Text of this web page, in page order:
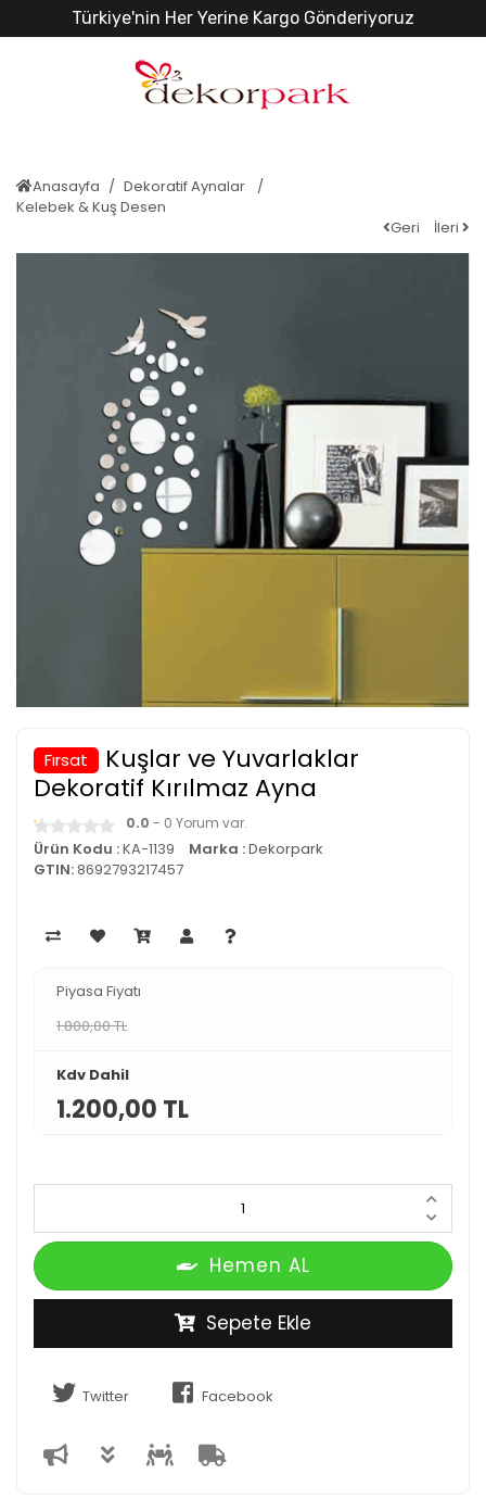
Türkiye'nin Her Yerine Kargo Gönderiyoruz
Anasayfa
Dekoratif Aynalar
Kelebek & Kuş Desen
Geri
İleri
Fırsat
Kuşlar ve Yuvarlaklar
Dekoratif Kırılmaz Ayna
0.0 - 0 Yorum var.
Ürün Kodu :KA-1139 Marka :Dekorpark
GTIN:8692793217457
Piyasa Fiyatı
1.800,00 TL
Kdv Dahil
1.200,00 TL
Hemen AL
Sepete Ekle
Twitter Facebook